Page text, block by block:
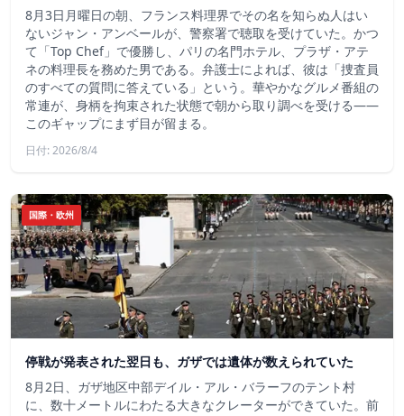
8月3日月曜日の朝、フランス料理界でその名を知らぬ人はい
ないジャン・アンベールが、警察署で聴取を受けていた。かつ
て「Top Chef」で優勝し、パリの名門ホテル、プラザ・アテ
ネの料理長を務めた男である。弁護士によれば、彼は「捜査員
のすべての質問に答えている」という。華やかなグルメ番組の
常連が、身柄を拘束された状態で朝から取り調べを受ける――
このギャップにまず目が留まる。
日付: 2026/8/4
国際・欧州
停戦が発表された翌日も、ガザでは遺体が数えられていた
8月2日、ガザ地区中部デイル・アル・バラーフのテント村
に、数十メートルにわたる大きなクレーターができていた。前